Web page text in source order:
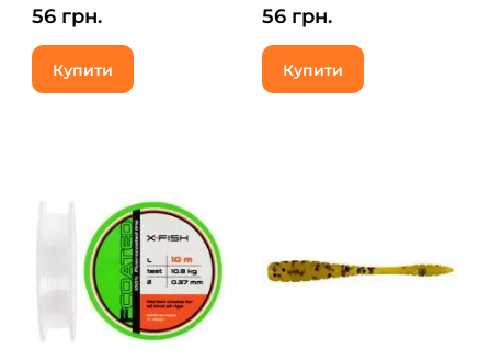
56 грн.
Купити
56 грн.
Купити